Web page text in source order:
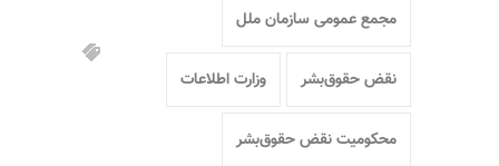
مجمع عمومی سازمان ملل
نقض حقوق‌بشر وزارت اطلاعات
محکومیت نقض حقوق‌بشر